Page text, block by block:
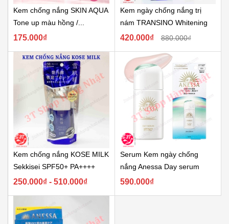
Kem chống nắng SKIN AQUA
Tone up màu hồng /...
175.000₫
Kem ngày chống nắng trị
nám TRANSINO Whitening
UV Protector
420.000₫ 880.000₫
Kem chống nắng KOSE MILK
Sekkisei SPF50+ PA++++
250.000₫ - 510.000₫
Serum Kem ngày chống
nắng Anessa Day serum
590.000₫